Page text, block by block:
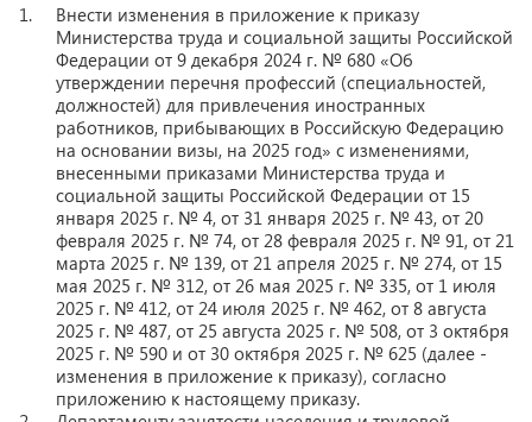
Внести изменения в приложение к приказу
Министерства труда и социальной защиты Российской
Федерации от 9 декабря 2024 г. № 680 «Об
утверждении перечня профессий (специальностей,
должностей) для привлечения иностранных
работников, прибывающих в Российскую Федерацию
на основании визы, на 2025 год» с изменениями,
внесенными приказами Министерства труда и
социальной защиты Российской Федерации от 15
января 2025 г. № 4, от 31 января 2025 г. № 43, от 20
февраля 2025 г. № 74, от 28 февраля 2025 г. № 91, от 21
марта 2025 г. № 139, от 21 апреля 2025 г. № 274, от 15
мая 2025 г. № 312, от 26 мая 2025 г. № 335, от 1 июля
2025 г. № 412, от 24 июля 2025 г. № 462, от 8 августа
2025 г. № 487, от 25 августа 2025 г. № 508, от 3 октября
2025 г. № 590 и от 30 октября 2025 г. № 625 (далее -
изменения в приложение к приказу), согласно
приложению к настоящему приказу.